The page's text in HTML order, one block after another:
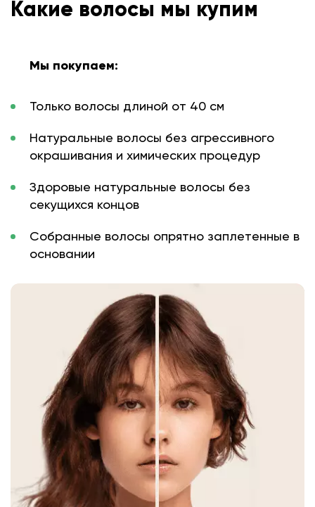
Какие волосы мы купим
Мы покупаем:
Только волосы длиной от 40 см
Натуральные волосы без агрессивного
окрашивания и химических процедур
Здоровые натуральные волосы без
секущихся концов
Собранные волосы опрятно заплетенные в
основании